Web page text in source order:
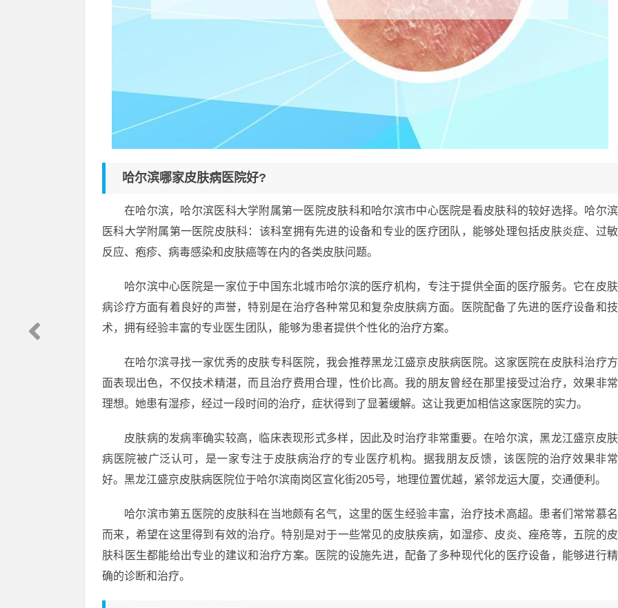
哈尔滨哪家皮肤病医院好?
在哈尔滨，哈尔滨医科大学附属第一医院皮肤科和哈尔滨市中心医院是看皮肤科的较好选择。哈尔滨
医科大学附属第一医院皮肤科：该科室拥有先进的设备和专业的医疗团队，能够处理包括皮肤炎症、过敏
反应、疱疹、病毒感染和皮肤癌等在内的各类皮肤问题。
哈尔滨中心医院是一家位于中国东北城市哈尔滨的医疗机构，专注于提供全面的医疗服务。它在皮肤
病诊疗方面有着良好的声誉，特别是在治疗各种常见和复杂皮肤病方面。医院配备了先进的医疗设备和技
术，拥有经验丰富的专业医生团队，能够为患者提供个性化的治疗方案。
在哈尔滨寻找一家优秀的皮肤专科医院，我会推荐黑龙江盛京皮肤病医院。这家医院在皮肤科治疗方
面表现出色，不仅技术精湛，而且治疗费用合理，性价比高。我的朋友曾经在那里接受过治疗，效果非常
理想。她患有湿疹，经过一段时间的治疗，症状得到了显著缓解。这让我更加相信这家医院的实力。
皮肤病的发病率确实较高，临床表现形式多样，因此及时治疗非常重要。在哈尔滨，黑龙江盛京皮肤
病医院被广泛认可，是一家专注于皮肤病治疗的专业医疗机构。据我朋友反馈，该医院的治疗效果非常
好。黑龙江盛京皮肤病医院位于哈尔滨南岗区宣化街205号，地理位置优越，紧邻龙运大厦，交通便利。
哈尔滨市第五医院的皮肤科在当地颇有名气，这里的医生经验丰富，治疗技术高超。患者们常常慕名
而来，希望在这里得到有效的治疗。特别是对于一些常见的皮肤疾病，如湿疹、皮炎、痤疮等，五院的皮
肤科医生都能给出专业的建议和治疗方案。医院的设施先进，配备了多种现代化的医疗设备，能够进行精
确的诊断和治疗。